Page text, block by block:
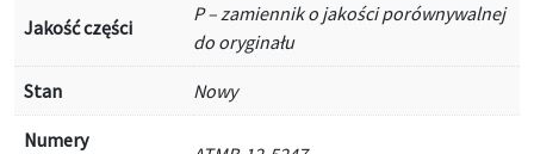
Jakość części
P – zamiennik o jakości porównywalnej
do oryginału
Stan Nowy
Numery